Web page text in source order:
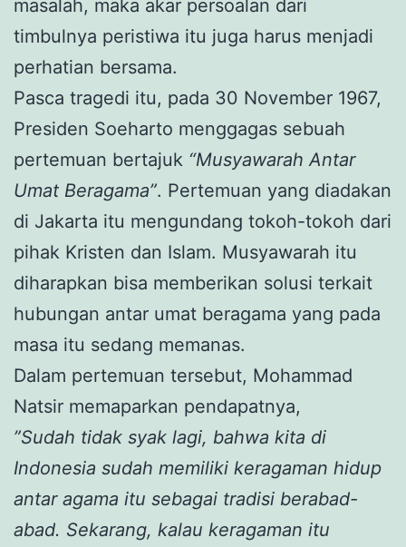
masalah, maka akar persoalan dari
timbulnya peristiwa itu juga harus menjadi
perhatian bersama.
Pasca tragedi itu, pada 30 November 1967,
Presiden Soeharto menggagas sebuah
pertemuan bertajuk “Musyawarah Antar
Umat Beragama”. Pertemuan yang diadakan
di Jakarta itu mengundang tokoh-tokoh dari
pihak Kristen dan Islam. Musyawarah itu
diharapkan bisa memberikan solusi terkait
hubungan antar umat beragama yang pada
masa itu sedang memanas.
Dalam pertemuan tersebut, Mohammad
Natsir memaparkan pendapatnya,
”Sudah tidak syak lagi, bahwa kita di
Indonesia sudah memiliki keragaman hidup
antar agama itu sebagai tradisi berabad-
abad. Sekarang, kalau keragaman itu